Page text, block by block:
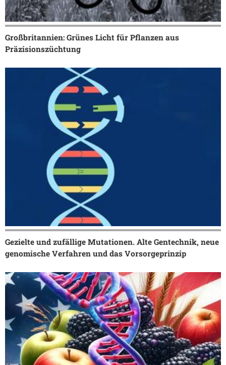
Großbritannien: Grünes Licht für Pflanzen aus
Präzisionszüchtung
Gezielte und zufällige Mutationen. Alte Gentechnik, neue
genomische Verfahren und das Vorsorgeprinzip